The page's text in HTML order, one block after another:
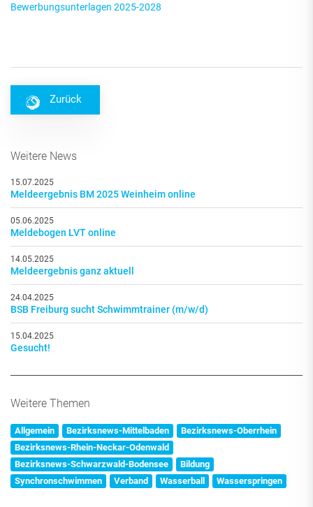
Bewerbungsunterlagen 2025-2028
Zurück
Weitere News
15.07.2025
Meldeergebnis BM 2025 Weinheim online
05.06.2025
Meldebogen LVT online
14.05.2025
Meldeergebnis ganz aktuell
24.04.2025
BSB Freiburg sucht Schwimmtrainer (m/w/d)
15.04.2025
Gesucht!
Weitere Themen
Allgemein Bezirksnews-Mittelbaden
Bezirksnews-Oberrhein
Bezirksnews-Rhein-Neckar-Odenwald
Bezirksnews-Schwarzwald-Bodensee
Bildung
Synchronschwimmen
Verband Wasserball Wasserspringen